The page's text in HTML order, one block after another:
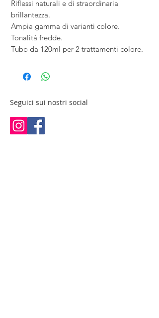
Riflessi naturali e di straordinaria
brillantezza.
Ampia gamma di varianti colore.
Tonalità fredde.
Tubo da 120ml per 2 trattamenti colore.
Seguici sui nostri social